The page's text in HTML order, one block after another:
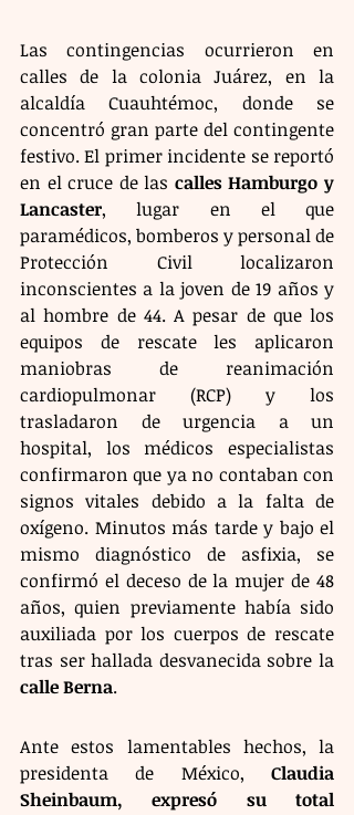
Las contingencias ocurrieron en
calles de la colonia Juárez, en la
alcaldía Cuauhtémoc, donde se
concentró gran parte del contingente
festivo. El primer incidente se reportó
en el cruce de las calles Hamburgo y
Lancaster, lugar en el que
paramédicos, bomberos y personal de
Protección Civil localizaron
inconscientes a la joven de 19 años y
al hombre de 44. A pesar de que los
equipos de rescate les aplicaron
maniobras de reanimación
cardiopulmonar (RCP) y los
trasladaron de urgencia a un
hospital, los médicos especialistas
confirmaron que ya no contaban con
signos vitales debido a la falta de
oxígeno. Minutos más tarde y bajo el
mismo diagnóstico de asfixia, se
confirmó el deceso de la mujer de 48
años, quien previamente había sido
auxiliada por los cuerpos de rescate
calle Berna.
Ante estos lamentables hechos, la
presidenta de México, Claudia
Sheinbaum, expresó su total